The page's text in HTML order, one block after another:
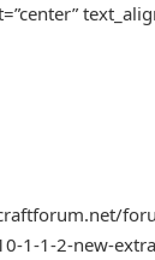
1-1-2-new-